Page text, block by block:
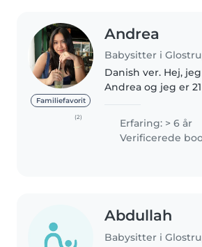
Familiefavorit
(2)
Andrea
Danish ver. Hej, jeg hedder
Andrea og jeg er
og følsom person,
lide at arbejde
hjalp meget med at
Erfaring: > 6 år
Verificerede
Abdullah